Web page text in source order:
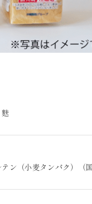
ン（小麦タンパク）（